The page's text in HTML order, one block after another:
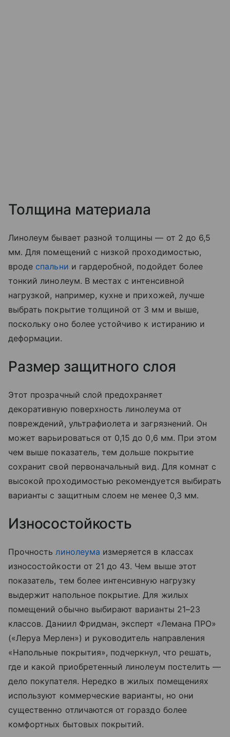
Толщина материала
Линолеум бывает разной толщины — от 2 до 6,5
мм. Для помещений с низкой проходимостью,
вроде спальни и гардеробной, подойдет более
тонкий линолеум. В местах с интенсивной
нагрузкой, например, кухне и прихожей, лучше
выбрать покрытие толщиной от 3 мм и выше,
поскольку оно более устойчиво к истиранию и
деформации.
Размер защитного слоя
Этот прозрачный слой предохраняет
декоративную поверхность линолеума от
повреждений, ультрафиолета и загрязнений. Он
может варьироваться от 0,15 до 0,6 мм. При этом
чем выше показатель, тем дольше покрытие
сохранит свой первоначальный вид. Для комнат с
высокой проходимостью рекомендуется выбирать
варианты с защитным слоем не менее 0,3 мм.
Износостойкость
Прочность линолеума измеряется в классах
износостойкости от 21 до 43. Чем выше этот
показатель, тем более интенсивную нагрузку
выдержит напольное покрытие. Для жилых
помещений обычно выбирают варианты 21–23
классов. Даниил Фридман, эксперт «Лемана ПРО»
(«Леруа Мерлен») и руководитель направления
«Напольные покрытия», подчеркнул, что решать,
где и какой приобретенный линолеум постелить —
дело покупателя. Нередко в жилых помещениях
используют коммерческие варианты, но они
существенно отличаются от гораздо более
комфортных бытовых покрытий.